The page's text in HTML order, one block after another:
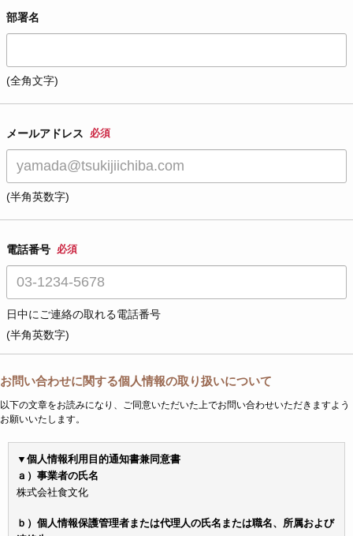
部署名
(全角文字)
メールアドレス 必須
(半角英数字)
電話番号 必須
日中にご連絡の取れる電話番号
(半角英数字)
お問い合わせに関する個人情報の取り扱いについて
以下の文章をお読みになり、ご同意いただいた上でお問い合わせいただきますよう
お願いいたします。
▼個人情報利用目的通知書兼同意書
ａ）事業者の氏名
株式会社食文化
ｂ）個人情報保護管理者または代理人の氏名または職名、所属および